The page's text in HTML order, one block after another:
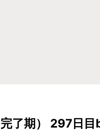
了期） 297日